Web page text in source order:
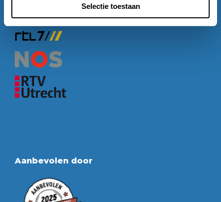
Selectie toestaan
Bekend van
Aanbevolen door